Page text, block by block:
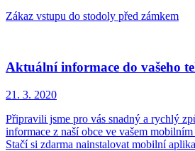
Zákaz vstupu do stodoly před zámkem
Aktuální informace do vašeho
21. 3. 2020
Připravili jsme pro vás snadný a rychlý
informace z naší obce ve vašem
Stačí si zdarma nainstalovat mobilní